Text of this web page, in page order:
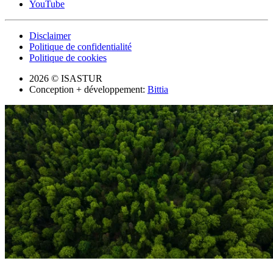
YouTube
Disclaimer
Politique de confidentialité
Politique de cookies
2026 © ISASTUR
Conception + développement: Bittia